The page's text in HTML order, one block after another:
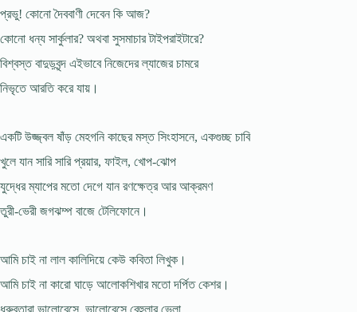
প্রভু! কোনো দৈববাণী দেবেন কি আজ?
কোনো ধন্য সার্কুলার? অথবা সুসমাচার টাইপরাইটারে?
বিশ্বস্ত বাদুড়বৃন্দ এইভাবে নিজেদের ল্যাজের চামরে
নিভৃতে আরতি করে যায়।
একটি উজ্জ্বল ষাঁড় মেহগনি কাছের মস্ত সিংহাসনে, একগুচ্ছ চাবি
খুলে যান সারি সারি প্রয়ার, ফাইল, খোপ-ঝোপ
যুদ্ধের ম্যাপের মতো দেগে যান রণক্ষেত্র আর আক্রমণ
তুরী-ভেরী জগঝম্প বাজে টেলিফোনে।
আমি চাই না লাল কালিদিয়ে কেউ কবিতা লিখুক।
আমি চাই না কারো ঘাড়ে আলোকশিখার মতো দর্পিত কেশর।
ধ্রুবতারা ভালোবেসে, ভালোবেসে বেহুলার ভেলা